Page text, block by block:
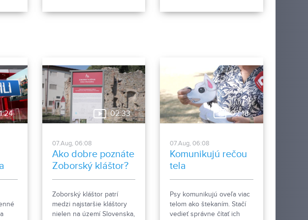
Výskumného centra
AgroBioTech nové
receptúry zdravších
vianočných oblátok.
kontrolný úrad, ktorý patrí
medzi najmodernejšie
štátne inštitúcie.
02:33
07.Aug, 06:08
Ako dobre poznáte
Zoborský kláštor?
Zoborský kláštor patrí
medzi najstaršie kláštory
nielen na území Slovenska,
02:18
07.Aug, 06:08
Komunikujú rečou
tela
Psy komunikujú oveľa viac
telom ako štekaním. Stačí
vedieť správne čítať ich